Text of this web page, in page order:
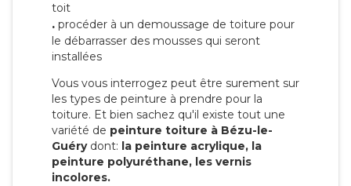
toit
. procéder à un demoussage de toiture pour
le débarrasser des mousses qui seront
installées
Vous vous interrogez peut être surement sur
les types de peinture à prendre pour la
toiture. Et bien sachez qu'il existe tout une
variété de peinture toiture à Bézu-le-
Guéry dont: la peinture acrylique, la
peinture polyuréthane, les vernis
incolores.